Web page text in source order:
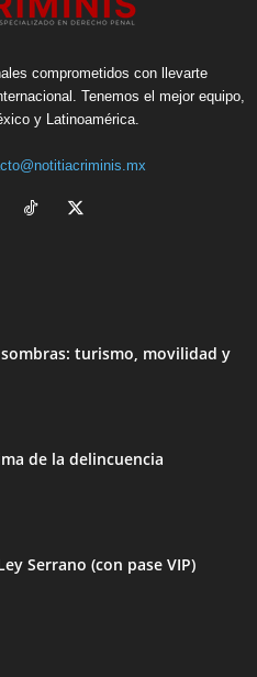
comprometidos con llevarte
Tenemos el mejor equipo,
y Latinoamérica.
sombras: turismo, movilidad y
de la delincuencia
Serrano (con pase VIP)